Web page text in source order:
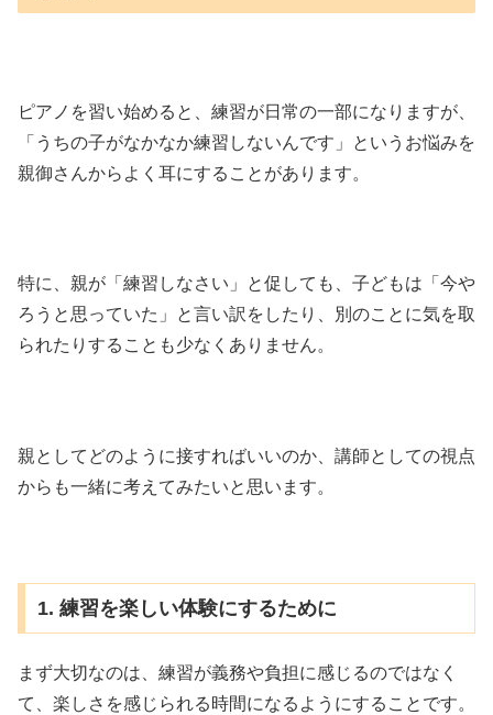
ピアノを習い始めると、練習が日常の一部になりますが、
「うちの子がなかなか練習しないんです」というお悩みを
親御さんからよく耳にすることがあります。
特に、親が「練習しなさい」と促しても、子どもは「今や
ろうと思っていた」と言い訳をしたり、別のことに気を取
られたりすることも少なくありません。
親としてどのように接すればいいのか、講師としての視点
からも一緒に考えてみたいと思います。
1. 練習を楽しい体験にするために
まず大切なのは、練習が義務や負担に感じるのではなく
て、楽しさを感じられる時間になるようにすることです。